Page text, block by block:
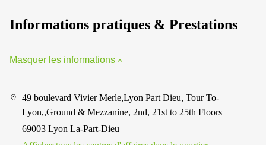
Informations pratiques & Prestations
Masquer les informations
49 boulevard Vivier Merle,Lyon Part Dieu, Tour To-
Lyon,,Ground & Mezzanine, 2nd, 21st to 25th Floors
69003 Lyon La-Part-Dieu